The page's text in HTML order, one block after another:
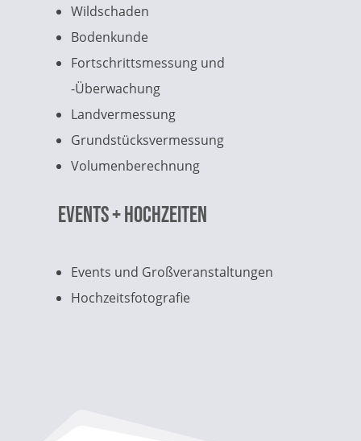
Wildschaden
Bodenkunde
Fortschrittsmessung und
-Überwachung
Landvermessung
Grundstücksvermessung
Volumenberechnung
Events + Hochzeiten
Events und Großveranstaltungen
Hochzeitsfotografie